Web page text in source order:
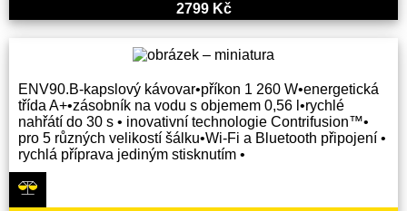
2799 Kč
ENV90.B-kapslový kávovar•příkon 1 260 W•energetická
třída A+•zásobník na vodu s objemem 0,56 l•rychlé
nahřátí do 30 s • inovativní technologie Contrifusion™•
pro 5 různých velikostí šálku•Wi-Fi a Bluetooth připojení •
rychlá příprava jediným stisknutím •